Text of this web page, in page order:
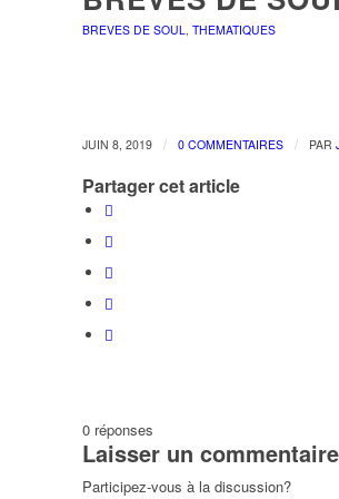
BREVES DE SOUL, THEMATIQUES
JUIN 8, 2019 / 0 COMMENTAIRES / PAR
Partager cet article
0 réponses
Laisser un commentaire
Participez-vous à la discussion?